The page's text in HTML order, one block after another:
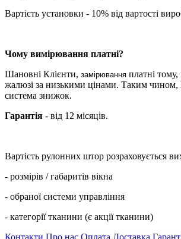
Вартість установки - 10% від вартості
Чому вимірювання платні?
Шановні Клієнти, замірювання платні
жалюзі за низькими цінами. Таким чином,
система знижок.
Гарантія - від 12 місяців.
Вартість рулонних штор розраховується
- розмірів / габаритів вікна
- обраної системи управління
- категорії тканини (є акції тканини)